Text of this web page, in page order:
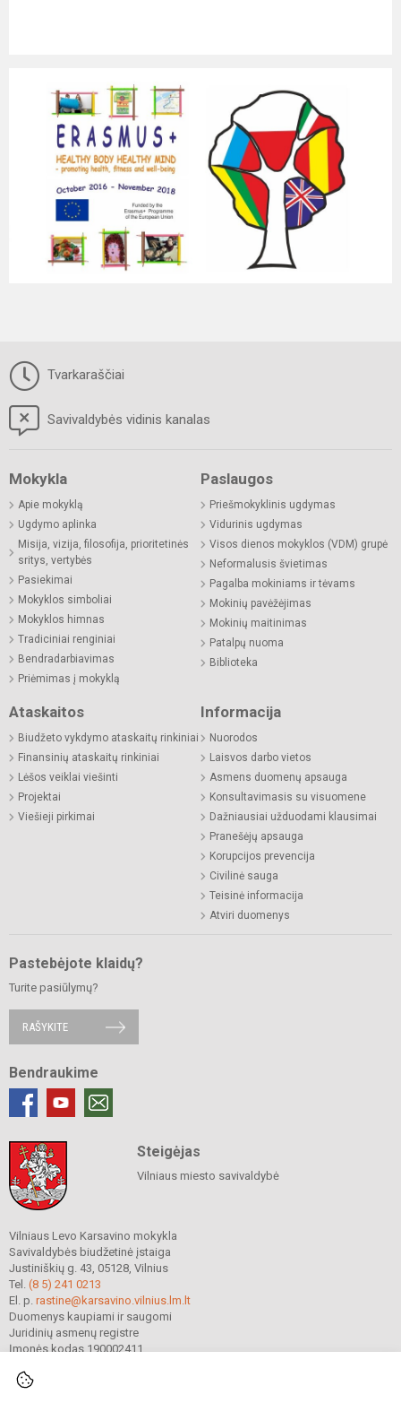
Tvarkaraščiai
Savivaldybės vidinis kanalas
Mokykla
Apie mokyklą
Ugdymo aplinka
Misija, vizija, filosofija, prioritetinės
sritys, vertybės
Pasiekimai
Mokyklos simboliai
Mokyklos himnas
Tradiciniai renginiai
Bendradarbiavimas
Priėmimas į mokyklą
Paslaugos
Priešmokyklinis ugdymas
Vidurinis ugdymas
Visos dienos mokyklos (VDM) grupė
Neformalusis švietimas
Pagalba mokiniams ir tėvams
Mokinių pavėžėjimas
Mokinių maitinimas
Patalpų nuoma
Biblioteka
Ataskaitos
Biudžeto vykdymo ataskaitų rinkiniai
Finansinių ataskaitų rinkiniai
Lėšos veiklai viešinti
Projektai
Viešieji pirkimai
Informacija
Nuorodos
Laisvos darbo vietos
Asmens duomenų apsauga
Konsultavimasis su visuomene
Dažniausiai užduodami klausimai
Pranešėjų apsauga
Korupcijos prevencija
Civilinė sauga
Teisinė informacija
Atviri duomenys
Pastebėjote klaidų?
Turite pasiūlymų?
RAŠYKITE
Bendraukime
Steigėjas
Vilniaus miesto savivaldybė
Vilniaus Levo Karsavino mokykla
Savivaldybės biudžetinė įstaiga
Justiniškių g. 43, 05128, Vilnius
Tel. (8 5) 241 0213
El. p. rastine@karsavino.vilnius.lm.lt
Duomenys kaupiami ir saugomi
Juridinių asmenų registre
Įmonės kodas 190002411